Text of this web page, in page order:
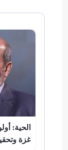
الحية:
غزة